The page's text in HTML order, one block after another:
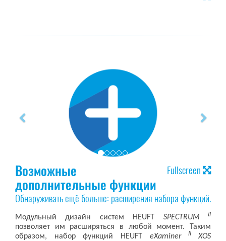
Fullscreen
Возможные
дополнительные функции
Обнаруживать ещё больше: расширения набора функций.
Модульный дизайн систем HEUFT SPECTRUM II
позволяет им расширяться в любой момент. Таким
образом, набор функций HEUFT eXaminerII XOS